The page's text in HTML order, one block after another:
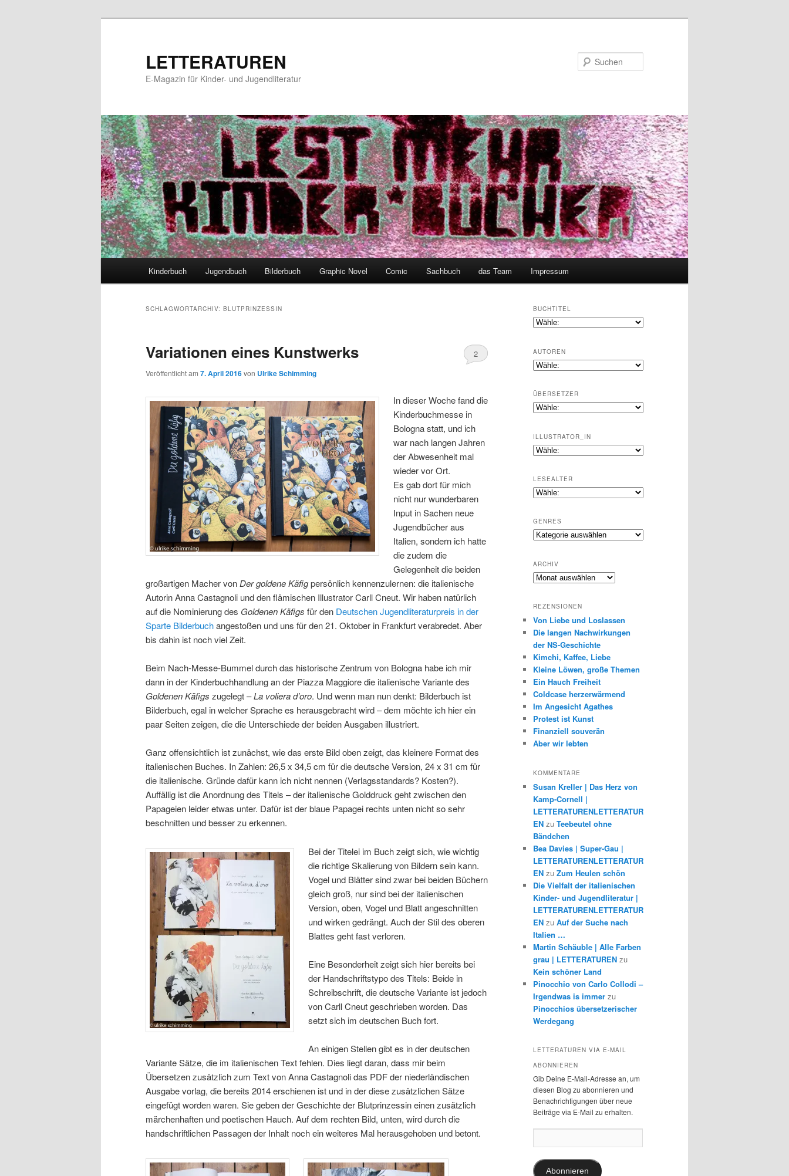
LETTERATUREN
E-Magazin für Kinder- und Jugendliteratur
Kinderbuch Jugendbuch Bilderbuch Graphic Novel Comic Sachbuch das Team Impressum
SCHLAGWORTARCHIV: BLUTPRINZESSIN
Variationen eines Kunstwerks
Veröffentlicht am 7. April 2016von Ulrike Schimming
2
In dieser Woche fand die
Kinderbuchmesse in
Bologna statt, und ich
war nach langen Jahren
der Abwesenheit mal
wieder vor Ort.
Es gab dort für mich
nicht nur wunderbaren
Input in Sachen neue
Jugendbücher aus
Italien, sondern ich hatte
die zudem die
Gelegenheit die beiden
großartigen Macher von Der goldene Käfigpersönlich kennenzulernen: die italienische
Autorin Anna Castagnoli und den flämischen Illustrator Carll Cneut. Wir haben natürlich
auf die Nominierung des Goldenen Käfigs für den Deutschen Jugendliteraturpreis in der
Sparte Bilderbuchangestoßen und uns für den 21. Oktober in Frankfurt verabredet. Aber
bis dahin ist noch viel Zeit.
Beim Nach-Messe-Bummel durch das historische Zentrum von Bologna habe ich mir
dann in der Kinderbuchhandlung an der Piazza Maggiore die italienische Variante des
Goldenen Käfigs zugelegt –La voliera d’oro. Und wenn man nun denkt: Bilderbuch ist
Bilderbuch, egal in welcher Sprache es herausgebracht wird – dem möchte ich hier ein
paar Seiten zeigen, die die Unterschiede der beiden Ausgaben illustriert.
Ganz offensichtlich ist zunächst, wie das erste Bild oben zeigt, das kleinere Format des
italienischen Buches. In Zahlen: 26,5 x 34,5 cm für die deutsche Version, 24 x 31 cm für
die italienische. Gründe dafür kann ich nicht nennen (Verlagsstandards? Kosten?).
Auffällig ist die Anordnung des Titels – der italienische Golddruck geht zwischen den
Papageien leider etwas unter. Dafür ist der blaue Papagei rechts unten nicht so sehr
beschnitten und besser zu erkennen.
Bei der Titelei im Buch zeigt sich, wie wichtig
die richtige Skalierung von Bildern sein kann.
Vogel und Blätter sind zwar bei beiden Büchern
gleich groß, nur sind bei der italienischen
Version, oben, Vogel und Blatt angeschnitten
und wirken gedrängt. Auch der Stil des oberen
Blattes geht fast verloren.
Eine Besonderheit zeigt sich hier bereits bei
der Handschriftstypo des Titels: Beide in
Schreibschrift, die deutsche Variante ist jedoch
von Carll Cneut geschrieben worden. Das
setzt sich im deutschen Buch fort.
An einigen Stellen gibt es in der deutschen
Variante Sätze, die im italienischen Text fehlen. Dies liegt daran, dass mir beim
Übersetzen zusätzlich zum Text von Anna Castagnoli das PDF der niederländischen
Ausgabe vorlag, die bereits 2014 erschienen ist und in der diese zusätzlichen Sätze
eingefügt worden waren. Sie geben der Geschichte der Blutprinzessin einen zusätzlich
märchenhaften und poetischen Hauch. Auf dem rechten Bild, unten, wird durch die
handschriftlichen Passagen der Inhalt noch ein weiteres Mal herausgehoben und betont.
BUCHTITEL
AUTOREN
ÜBERSETZER
ILLUSTRATOR_IN
LESEALTER
GENRES
Genres
ARCHIV
Archiv
REZENSIONEN
Von Liebe und Loslassen
Die langen Nachwirkungen
der NS-Geschichte
Kimchi, Kaffee, Liebe
Kleine Löwen, große Themen
Ein Hauch Freiheit
Coldcase herzerwärmend
Im Angesicht Agathes
Protest ist Kunst
Finanziell souverän
Aber wir lebten
KOMMENTARE
Susan Kreller | Das Herz von
Kamp-Cornell |
LETTERATURENLETTERATUR
EN zu Teebeutel ohne
Bändchen
Bea Davies | Super-Gau |
LETTERATURENLETTERATUR
EN zu Zum Heulen schön
Die Vielfalt der italienischen
Kinder- und Jugendliteratur |
LETTERATURENLETTERATUR
EN zu Auf der Suche nach
Italien …
Martin Schäuble | Alle Farben
grau | LETTERATUREN zu
Kein schöner Land
Pinocchio von Carlo Collodi –
Irgendwas is immer zu
Pinocchios übersetzerischer
Werdegang
LETTERATUREN VIA E-MAIL
ABONNIEREN
Gib Deine E-Mail-Adresse an, um
diesen Blog zu abonnieren und
Benachrichtigungen über neue
Beiträge via E-Mail zu erhalten.
Mail-
Abonnieren